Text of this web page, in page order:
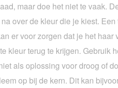
maar doe het niet te vaak.
over de kleur die je kiest. Een
er voor zorgen dat je het haar
kleur terug te krijgen. Gebruik
als oplossing voor droog of
op bij de kern. Dit kan